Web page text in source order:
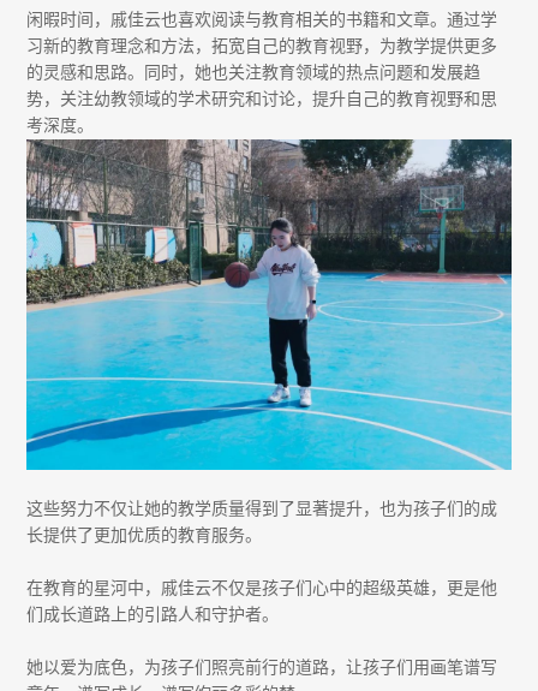
闲暇时间，戚佳云也喜欢阅读与教育相关的书籍和文章。通过学
习新的教育理念和方法，拓宽自己的教育视野，为教学提供更多
的灵感和思路。同时，她也关注教育领域的热点问题和发展趋
势，关注幼教领域的学术研究和讨论，提升自己的教育视野和思
考深度。
这些努力不仅让她的教学质量得到了显著提升，也为孩子们的成
长提供了更加优质的教育服务。
在教育的星河中，戚佳云不仅是孩子们心中的超级英雄，更是他
们成长道路上的引路人和守护者。
她以爱为底色，为孩子们照亮前行的道路，让孩子们用画笔谱写